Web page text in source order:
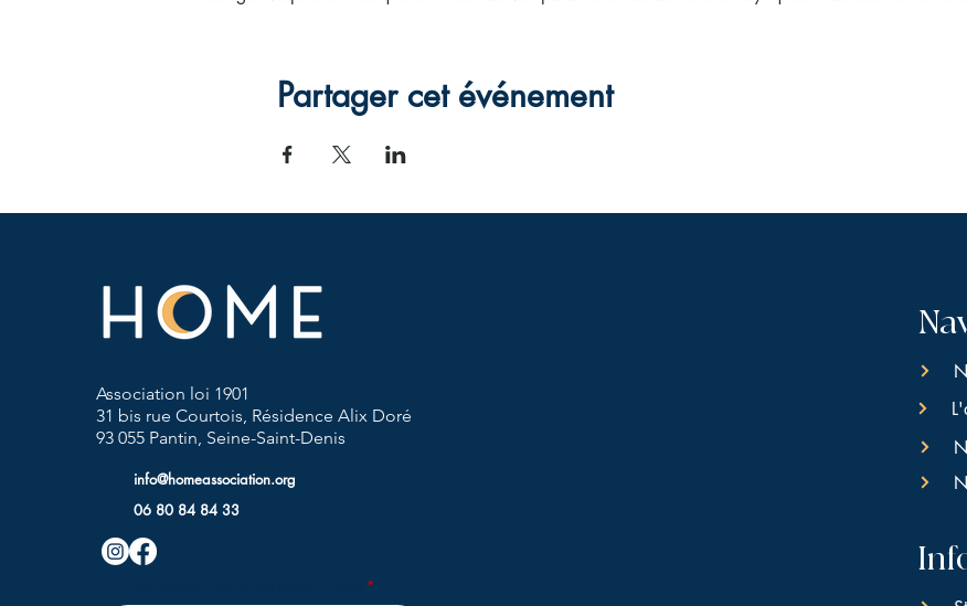
Partager cet événement
Association loi 1901
31 bis rue Courtois, Résidence Alix Doré
93 055 Pantin, Seine-Saint-Denis
info@homeassociation.org
06 80 84 84 33